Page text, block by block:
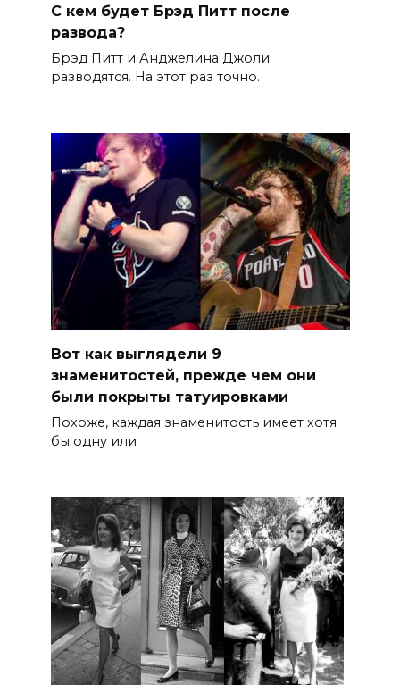
С кем будет Брэд Питт после
развода?
Брэд Питт и Анджелина Джоли
разводятся. На этот раз точно.
Вот как выглядели 9
знаменитостей, прежде чем они
были покрыты татуировками
Похоже, каждая знаменитость имеет хотя
бы одну или